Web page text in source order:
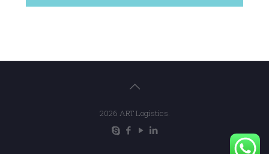
2026 ART Logistics.